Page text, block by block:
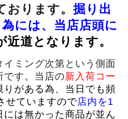
おります。掘り出
には、当店店頭に
近道となります。
イミング次第という側面
です。当店の新入荷コー
りがある為、当日でも頻
せていますので店内を1
には無かった商品が並ん